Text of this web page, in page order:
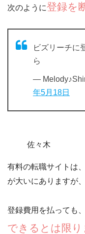
次のように登録を
ビズリーチに
ら
—
年5月18日
佐々木
有料の転職サイトは
が大いにありますが、
登録費用を払っても、
できるとは限り